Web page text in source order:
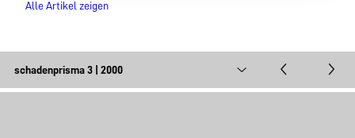
Alle Artikel zeigen